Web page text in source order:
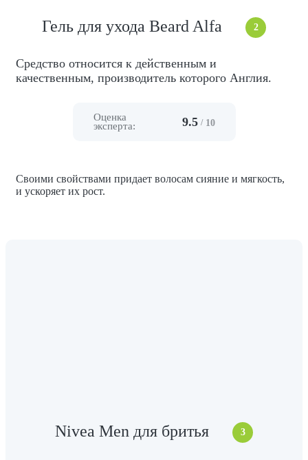
Гель для ухода Beard Alfa 2
Средство относится к действенным и
качественным, производитель которого Англия.
Оценка
эксперта:
9.5 / 10
Своими свойствами придает волосам сияние и мягкость,
и ускоряет их рост.
Nivea Men для бритья 3